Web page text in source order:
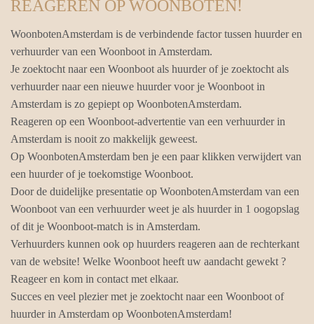
REAGEREN OP WOONBOTEN!
WoonbotenAmsterdam is de verbindende factor tussen huurder en
verhuurder van een Woonboot in Amsterdam.
Je zoektocht naar een Woonboot als huurder of je zoektocht als
verhuurder naar een nieuwe huurder voor je Woonboot in
Amsterdam is zo gepiept op WoonbotenAmsterdam.
Reageren op een Woonboot-advertentie van een verhuurder in
Amsterdam is nooit zo makkelijk geweest.
Op WoonbotenAmsterdam ben je een paar klikken verwijdert van
een huurder of je toekomstige Woonboot.
Door de duidelijke presentatie op WoonbotenAmsterdam van een
Woonboot van een verhuurder weet je als huurder in 1 oogopslag
of dit je Woonboot-match is in Amsterdam.
Verhuurders kunnen ook op huurders reageren aan de rechterkant
van de website! Welke Woonboot heeft uw aandacht gewekt ?
Reageer en kom in contact met elkaar.
Succes en veel plezier met je zoektocht naar een Woonboot of
huurder in Amsterdam op WoonbotenAmsterdam!